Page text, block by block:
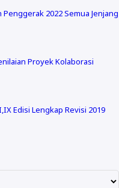
2022 Semua Jenjang
Proyek Kolaborasi
Edisi Lengkap Revisi 2019